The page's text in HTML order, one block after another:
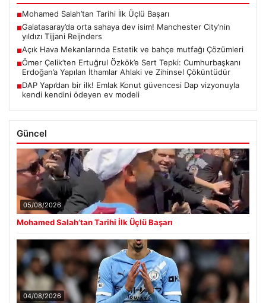
■Mohamed Salah’tan Tarihi İlk Üçlü Başarı
■Galatasaray’da orta sahaya dev isim! Manchester City’nin
yıldızı Tijjani Reijnders
■Açık Hava Mekanlarında Estetik ve bahçe mutfağı Çözümleri
■Ömer Çelik’ten Ertuğrul Özkök’e Sert Tepki: Cumhurbaşkanı
Erdoğan’a Yapılan İthamlar Ahlaki ve Zihinsel Çöküntüdür
■DAP Yapı’dan bir ilk! Emlak Konut güvencesi Dap vizyonuyla
kendi kendini ödeyen ev modeli
Güncel
05/08/2026
Mohamed Salah’tan Tarihi İlk Üçlü Başarı
04/08/2026